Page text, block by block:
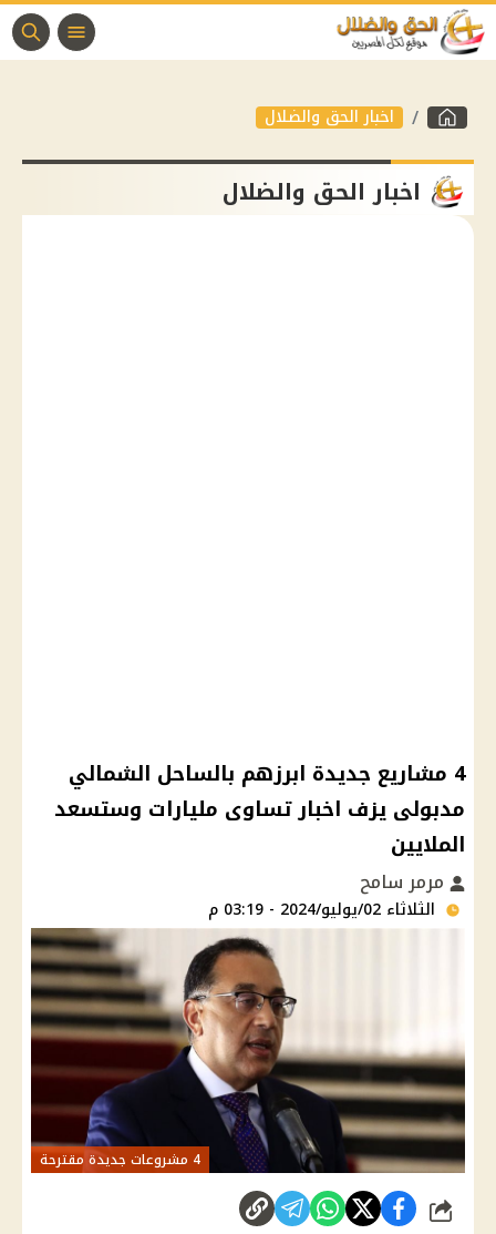
اخبار الحق والضلال
اخبار الحق والضلال
4 مشاريع جديدة ابرزهم بالساحل الشمالي
مدبولى يزف اخبار تساوى مليارات وستسعد
الملايين
مرمر سامح
الثلاثاء 02/يوليو/2024 - 03:19 م
4 مشروعات جديدة مقترحة
شارك